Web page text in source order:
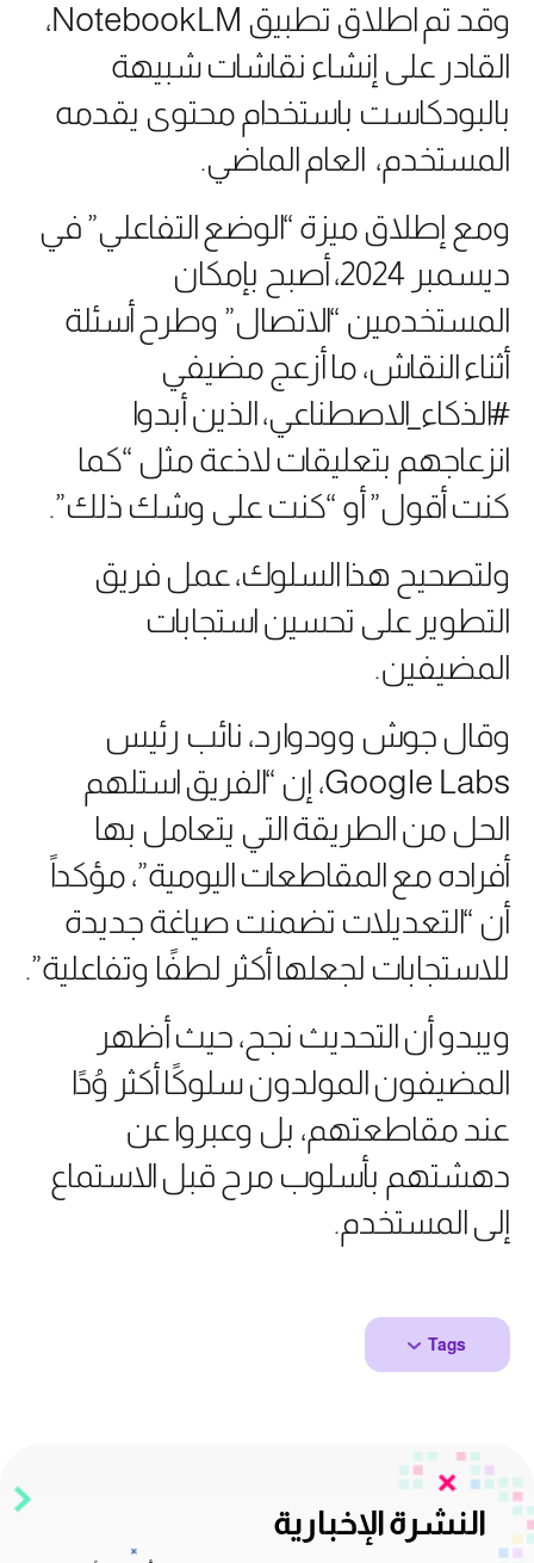
وقد تم اطلاق تطبيق NotebookLM،
القادر على إنشاء نقاشات شبيهة
بالبودكاست باستخدام محتوى يقدمه
المستخدم، العام الماضي.
ومع إطلاق ميزة “الوضع التفاعلي” في
ديسمبر 2024، أصبح بإمكان
المستخدمين “الاتصال” وطرح أسئلة
أثناء النقاش، ما أزعج مضيفي
#الذكاء_الاصطناعي، الذين أبدوا
انزعاجهم بتعليقات لاذعة مثل “كما
كنت أقول” أو “كنت على وشك ذلك”.
ولتصحيح هذا السلوك، عمل فريق
التطوير على تحسين استجابات
المضيفين.
وقال جوش وودوارد، نائب رئيس
Google Labs، إن “الفريق استلهم
الحل من الطريقة التي يتعامل بها
أفراده مع المقاطعات اليومية”، مؤكداً
أن “التعديلات تضمنت صياغة جديدة
للاستجابات لجعلها أكثر لطفًا وتفاعلية”.
ويبدو أن التحديث نجح، حيث أظهر
المضيفون المولدون سلوكًا أكثر وُدًا
عند مقاطعتهم، بل وعبروا عن
دهشتهم بأسلوب مرح قبل الاستماع
إلى المستخدم.
Tags
النشرة الإخبارية